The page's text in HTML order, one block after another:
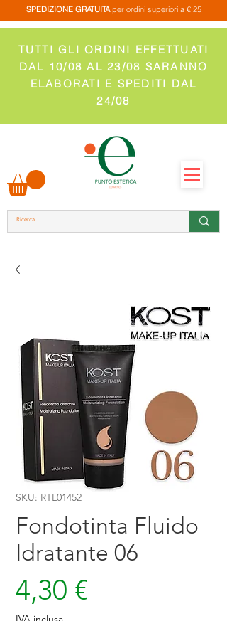
SPEDIZIONE GRATUITAper ordini superiori a € 25
TUTTI GLI ORDINI EFFETTUATI
DAL 10/08 AL 23/08 SARANNO
ELABORATI E SPEDITI DAL
24/08
SKU: RTL01452
Fondotinta Fluido
Idratante 06
4,30 €